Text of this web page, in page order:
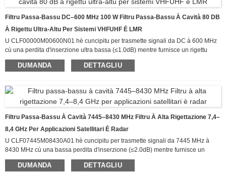
Pubblica, DAS
Filtru Passa-Bassu DC–600 MHz 100 W Filtru Passa-Bassu À Cavità 80 DB
À Rigettu Ultra-Altu Per Sistemi VHFUHF È LMR
U CLF00000M00600N01 hè cuncipitu per trasmette signali da DC à 600 MHz
cù una perdita d'inserzione ultra bassa (≤1.0dB) mentre furnisce un rigettu
eccezziunale di l'interferenze d'alta frequenza. Cù un rigettu ≥80dB da 800
MHz à 6 GHz, una putenza d'ingressu di 100W, elimina efficacemente
una trasmissione di signali pulita in ambienti RF congestionati.
Concept offre i migliori Duplexer/triplexer/filtri in l'industria, i
Duplexer/triplexer/filtri sò stati largamente utilizati in Wireless, Radar, Sicurezza
Pubblica, DAS
DUMANDA DETTAGLIU
Filtru Passa-Bassu À Cavità 7445–8430 MHz Filtru À Alta Rigettazione 7,4–
8,4 GHz Per Applicazioni Satellitari È Radar
U CLF07445M08430A01 hè cuncipitu per trasmette signali da 7445 MHz à
8430 MHz cù una bassa perdita d'inserzione (≤2.0dB) mentre furnisce un
rigettu eccezziunale di armoniche d'alta frequenza è signali spurii fora di
banda. Cù un rigettu ≥60dB da 14890 MHz à 50 GHz è un rigettu ≥80dB à 42
DUMANDA DETTAGLIU